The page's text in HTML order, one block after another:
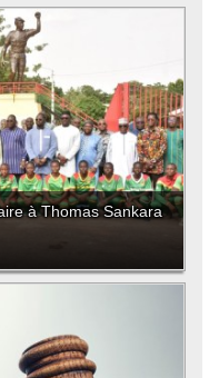
à Thomas Sankara